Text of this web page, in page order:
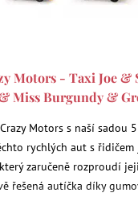
Motors - Taxi Joe &
Miss Burgundy &
Motors s naší sadou
rychlých aut s řidičem
zaručeně rozproudí
řešená autíčka díky